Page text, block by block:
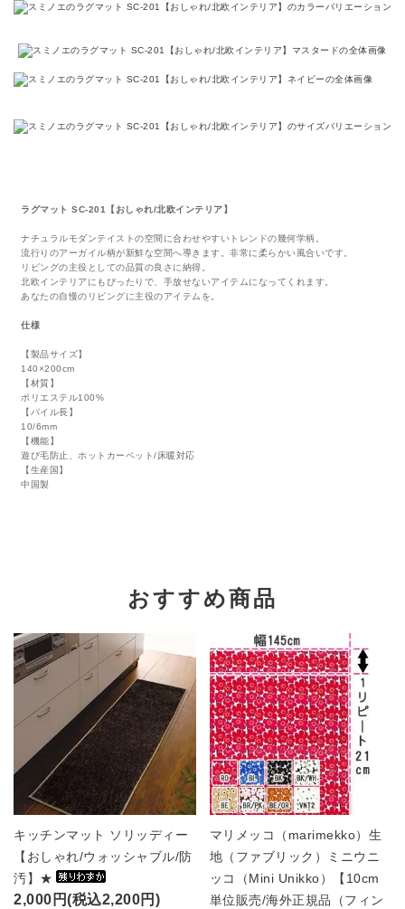
ラグマット SC-201【おしゃれ/北欧インテリア】
ナチュラルモダンテイストの空間に合わせやすいトレンドの幾何学柄。
流行りのアーガイル柄が新鮮な空間へ導きます。非常に柔らかい風合いです。
リビングの主役としての品質の良さに納得。
北欧インテリアにもぴったりで、手放せないアイテムになってくれます。
あなたの自慢のリビングに主役のアイテムを。
仕様
【製品サイズ】
140×200cm
【材質】
ポリエステル100%
【パイル長】
10/6mm
【機能】
遊び毛防止、ホットカーペット/床暖対応
【生産国】
中国製
おすすめ商品
キッチンマット ソリッディー
【おしゃれ/ウォッシャブル/防
汚】★
2,000円(税込2,200円)
マリメッコ（marimekko）生
地（ファブリック）ミニウニ
ッコ（Mini Unikko）【10cm
単位販売/海外正規品（フィン